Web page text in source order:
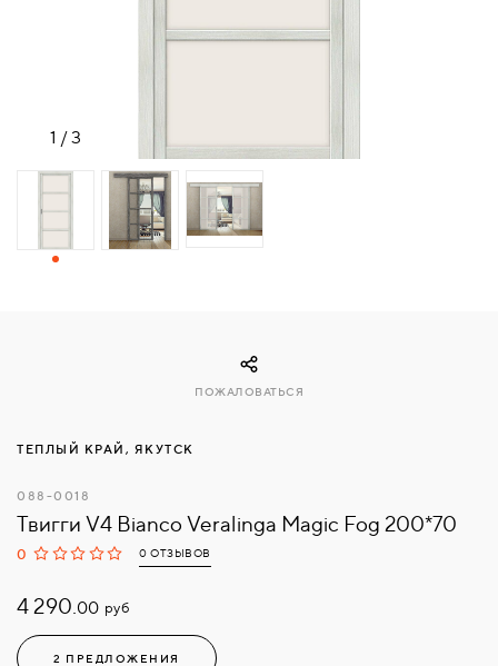
СТАТЬИ
СВЯЗАТЬСЯ
НАМИ
1 /3
ТЕПЛЫЙ КРАЙ, ЯКУТСК
088-0018
Твигги V4 Bianco Veralinga Magic Fog 200*70
0 0 ОТЗЫВОВ
4 290.00 руб
2 ПРЕДЛОЖЕНИЯ
ПОЖАЛОВАТЬСЯ